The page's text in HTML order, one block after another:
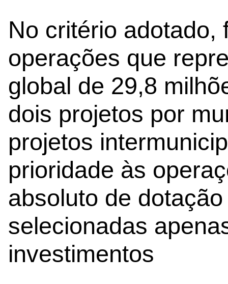
No critério adotado,
operações que
global de 29,8
dois projetos por
projetos
prioridade às
absoluto de
selecionadas
investimentos